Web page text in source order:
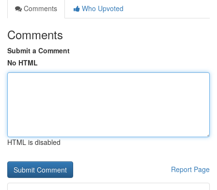
Comments
Who Upvoted
Comments
Submit a Comment
No HTML
HTML is disabled
Report Page